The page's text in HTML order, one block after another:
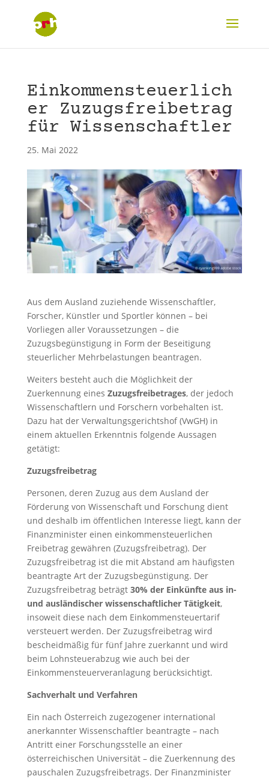
Einkommensteuerlich
er Zuzugsfreibetrag
für Wissenschaftler
25. Mai 2022
Aus dem Ausland zuziehende Wissenschaftler,
Forscher, Künstler und Sportler können – bei
Vorliegen aller Voraussetzungen – die
Zuzugsbegünstigung in Form der Beseitigung
steuerlicher Mehrbelastungen beantragen.
Weiters besteht auch die Möglichkeit der
Zuerkennung eines Zuzugsfreibetrages, der jedoch
Wissenschaftlern und Forschern vorbehalten ist.
Dazu hat der Verwaltungsgerichtshof (VwGH) in
einem aktuellen Erkenntnis folgende Aussagen
getätigt:
Zuzugsfreibetrag
Personen, deren Zuzug aus dem Ausland der
Förderung von Wissenschaft und Forschung dient
und deshalb im öffentlichen Interesse liegt, kann der
Finanzminister einen einkommensteuerlichen
Freibetrag gewähren (Zuzugsfreibetrag). Der
Zuzugsfreibetrag ist die mit Abstand am häufigsten
beantragte Art der Zuzugsbegünstigung. Der
Zuzugsfreibetrag beträgt 30% der Einkünfte aus in-
und ausländischer wissenschaftlicher Tätigkeit,
insoweit diese nach dem Einkommensteuertarif
versteuert werden. Der Zuzugsfreibetrag wird
bescheidmäßig für fünf Jahre zuerkannt und wird
beim Lohnsteuerabzug wie auch bei der
Einkommensteuerveranlagung berücksichtigt.
Sachverhalt und Verfahren
Ein nach Österreich zugezogener international
anerkannter Wissenschaftler beantragte – nach
Antritt einer Forschungsstelle an einer
österreichischen Universität – die Zuerkennung des
pauschalen Zuzugsfreibetrags. Der Finanzminister